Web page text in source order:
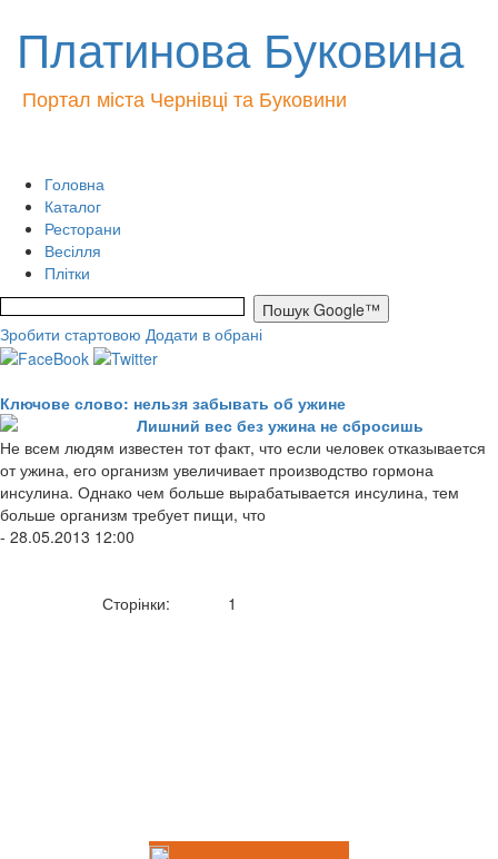
Платинова Буковина
Портал міста Чернівці та Буковини
Головна
Каталог
Ресторани
Весілля
Плітки
Зробити стартовою Додати в обрані
Ключове слово: нельзя забывать об ужине
Лишний вес без ужина не сбросишь
Не всем людям известен тот факт, что если человек отказывается
от ужина, его организм увеличивает производство гормона
инсулина. Однако чем больше вырабатывается инсулина, тем
больше организм требует пищи, что
- 28.05.2013 12:00
Сторінки: 1